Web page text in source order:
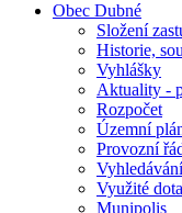
Obec Dubné
Složení
Historie,
Vyhlášky
Aktuality -
Rozpočet
Územní
Provozní
Využité
Munipolis